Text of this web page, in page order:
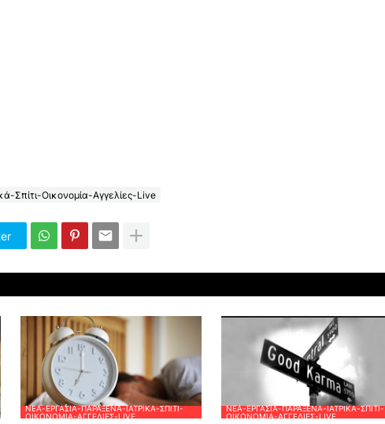
Σπίτι-Οικονομία-Αγγελίες-Live
ΝΈΑ-ΕΡΓΑΣΊΑ-ΠΑΡΆΞΕΝΑ-ΙΑΤΡΙΚΆ-ΣΠΊΤΙ-
ΟΙΚΟΝΟΜΊΑ-ΑΓΓΕΛΊΕΣ-LIVE
ΝΈΑ-ΕΡΓΑΣΊΑ-ΠΑΡΆΞΕΝΑ-ΙΑΤΡΙΚΆ-ΣΠΊΤΙ-
ΟΙΚΟΝΟΜΊΑ-ΑΓΓΕΛΊΕΣ-LIVE